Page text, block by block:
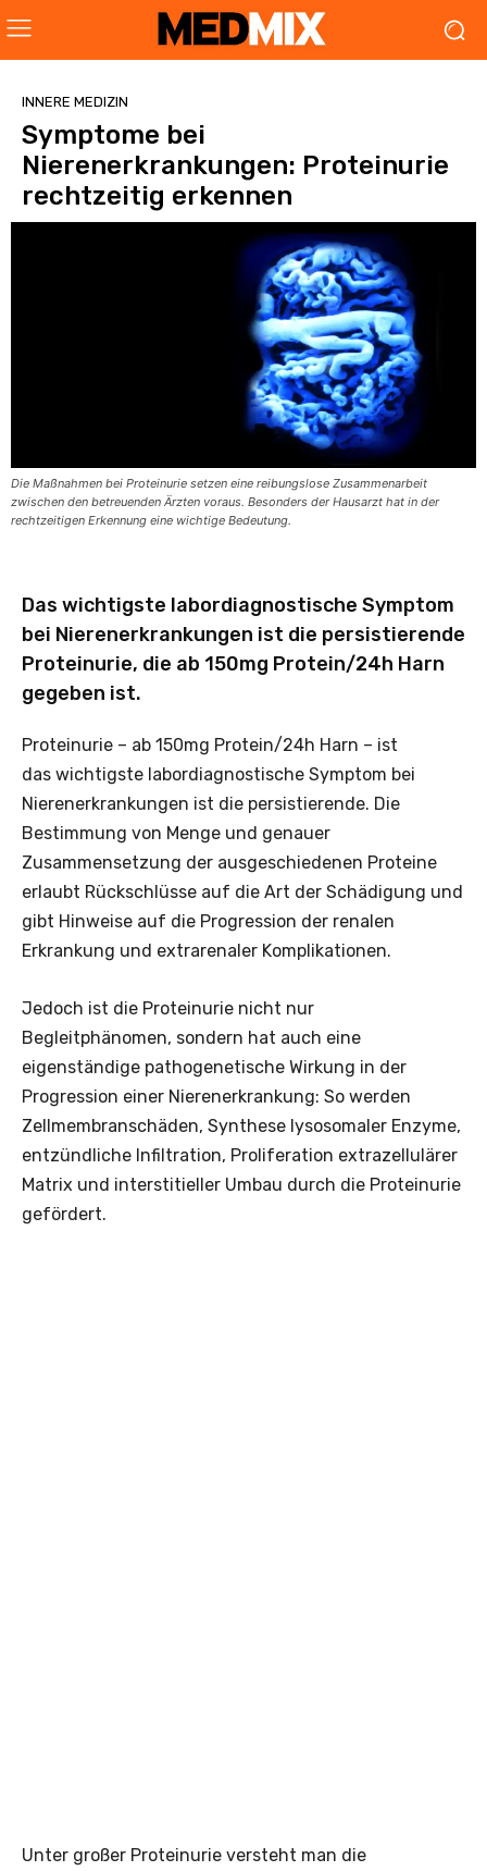
INNERE MEDIZIN
Symptome bei
Nierenerkrankungen: Proteinurie
rechtzeitig erkennen
Die Maßnahmen bei Proteinurie setzen eine reibungslose Zusammenarbeit
zwischen den betreuenden Ärzten voraus. Besonders der Hausarzt hat in der
rechtzeitigen Erkennung eine wichtige Bedeutung.
Das wichtigste labordiagnostische Symptom
bei Nierenerkrankungen ist die persistierende
Proteinurie, die ab 150mg Protein/24h Harn
gegeben ist.
Proteinurie – ab 150mg Protein/24h Harn – ist
das wichtigste labordiagnostische Symptom bei
Nierenerkrankungen ist die persistierende. Die
Bestimmung von Menge und genauer
Zusammensetzung der ausgeschiedenen Proteine
erlaubt Rückschlüsse auf die Art der Schädigung und
gibt Hinweise auf die Progression der renalen
Erkrankung und extrarenaler Komplikationen.
Jedoch ist die Proteinurie nicht nur
Begleitphänomen, sondern hat auch eine
eigenständige pathogenetische Wirkung in der
Progression einer Nierenerkrankung: So werden
Zellmembranschäden, Synthese lysosomaler Enzyme,
entzündliche Infiltration, Proliferation extrazellulärer
Matrix und interstitieller Umbau durch die Proteinurie
gefördert.
Unter großer Proteinurie versteht man die